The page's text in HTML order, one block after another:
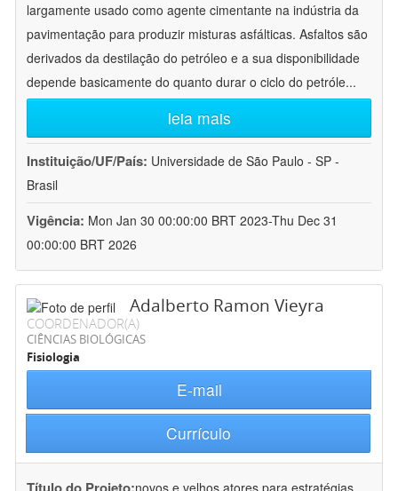
largamente usado como agente cimentante na indústria da
pavimentação para produzir misturas asfálticas. Asfaltos são
derivados da destilação do petróleo e a sua disponibilidade
depende basicamente do quanto durar o ciclo do petróle...
leia mais
Instituição/UF/País: Universidade de São Paulo - SP -
Brasil
Vigência: Mon Jan 30 00:00:00 BRT 2023-Thu Dec 31
00:00:00 BRT 2026
Adalberto Ramon Vieyra
COORDENADOR(A)
CIÊNCIAS BIOLÓGICAS
Fisiologia
E-mail
Currículo